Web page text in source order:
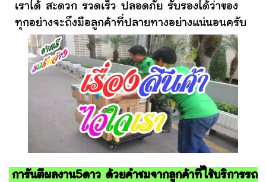
เราได้ สะดวก รวดเร็ว ปลอดภัย รับรองได้ว่าของ
ทุกอย่างจะถึงมือลูกค้าที่ปลายทางอย่างแน่นอนครับ
การันตีผลงาน5ดาว ด้วยคำชมจากลูกค้าที่ใช้บริการรถ